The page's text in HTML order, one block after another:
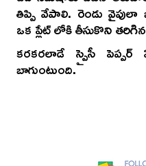
తిప్పి వేపాలి. రెండు
ఒక ప్లేట్ లోకి తీసుకొని
కరకరలాడే స్పైసీ పెప్పర్
బాగుంటుంది.